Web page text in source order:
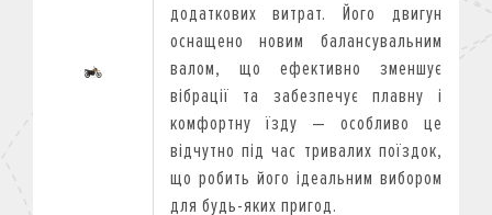
Акційні ціни діють на мотоцикли
дистриб
ютора і до повного
мотоциклів 2025 року виробництва.
додаткових витрат. Його двигун
оснащено новим балансувальним
валом, що ефективно зменшує
вібрації та забезпечує плавну і
комфортну їзду — особливо це
відчутно під час тривалих поїздок,
що робить його ідеальним вибором
для будь-яких пригод.